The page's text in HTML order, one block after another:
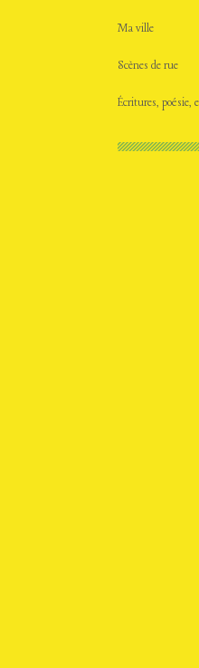
Ma ville
Scènes de rue
Écritures, poésie,